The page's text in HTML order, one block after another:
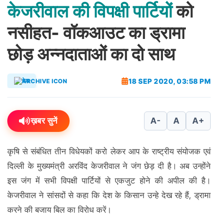
केजरीवालकीविपक्षीपार्टियोंको
नसीहत- वॉकआउट का ड्रामा
छोड़ अन्नदाताओं का दो साथ
देश 18 SEP 2020, 03:58 PM
ख़बर सुनें A- A A+
कृषि से संबंधित तीन विधेयकों करो लेकर आप के राष्ट्रीय संयोजक एवं
दिल्ली के मुख्यमंत्री अरविंद केजरीवाल ने जंग छेड़ दी है। अब उन्होंने
इस जंग में सभी विपक्षी पार्टियों से एकजुट होने की अपील की है।
केजरीवाल ने सांसदों से कहा कि देश के किसान उन्हे देख रहे हैं, ड्रामा
करने की बजाय बिल का विरोध करें।